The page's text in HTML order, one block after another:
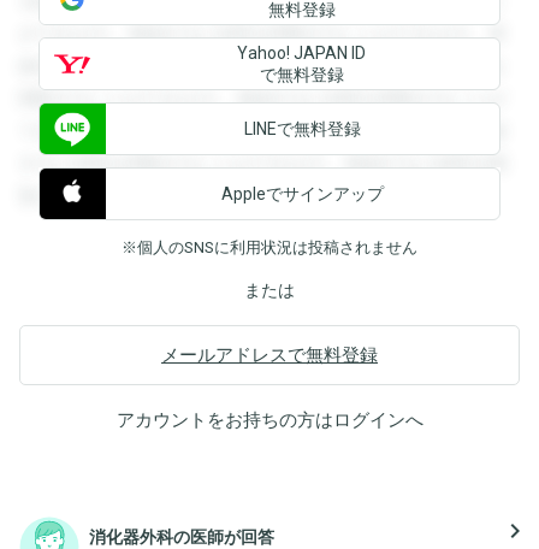
ができます。登録すると回答を閲覧することができます。登
録すると回答を閲覧することができます。登録すると回答を
閲覧することができます。登録すると回答を閲覧することが
できます。登録すると回答を閲覧することができます。登録
すると回答を閲覧することができます。登録すると回答を閲
覧することができます。
無料登録
Yahoo! JAPAN ID
で無料登録
LINEで無料登録
Appleでサインアップ
※個人のSNSに利用状況は投稿されません
または
メールアドレスで無料登録
アカウントをお持ちの方はログインへ
消化器外科の医師が回答 navigate_next